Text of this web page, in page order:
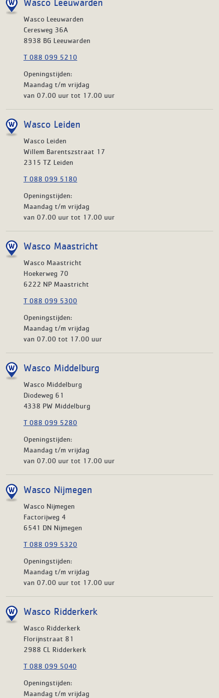
Wasco Leeuwarden
Wasco Leeuwarden
Ceresweg 36A
8938 BG Leeuwarden
T 088 099 5210
Openingstijden:
Maandag t/m vrijdag
van 07.00 uur tot 17.00 uur
Wasco Leiden
Wasco Leiden
Willem Barentszstraat 17
2315 TZ Leiden
T 088 099 5180
Openingstijden:
Maandag t/m vrijdag
van 07.00 uur tot 17.00 uur
Wasco Maastricht
Wasco Maastricht
Hoekerweg 70
6222 NP Maastricht
T 088 099 5300
Openingstijden:
Maandag t/m vrijdag
van 07.00 tot 17.00 uur
Wasco Middelburg
Wasco Middelburg
Diodeweg 61
4338 PW Middelburg
T 088 099 5280
Openingstijden:
Maandag t/m vrijdag
van 07.00 uur tot 17.00 uur
Wasco Nijmegen
Wasco Nijmegen
Factorijweg 4
6541 DN Nijmegen
T 088 099 5320
Openingstijden:
Maandag t/m vrijdag
van 07.00 uur tot 17.00 uur
Wasco Ridderkerk
Wasco Ridderkerk
Florijnstraat 81
2988 CL Ridderkerk
T 088 099 5040
Openingstijden:
Maandag t/m vrijdag